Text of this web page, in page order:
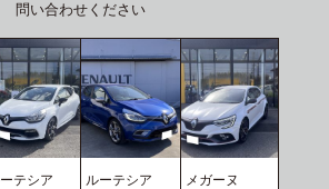
問い合わせください
テシア
ルーテシア
メガーヌ